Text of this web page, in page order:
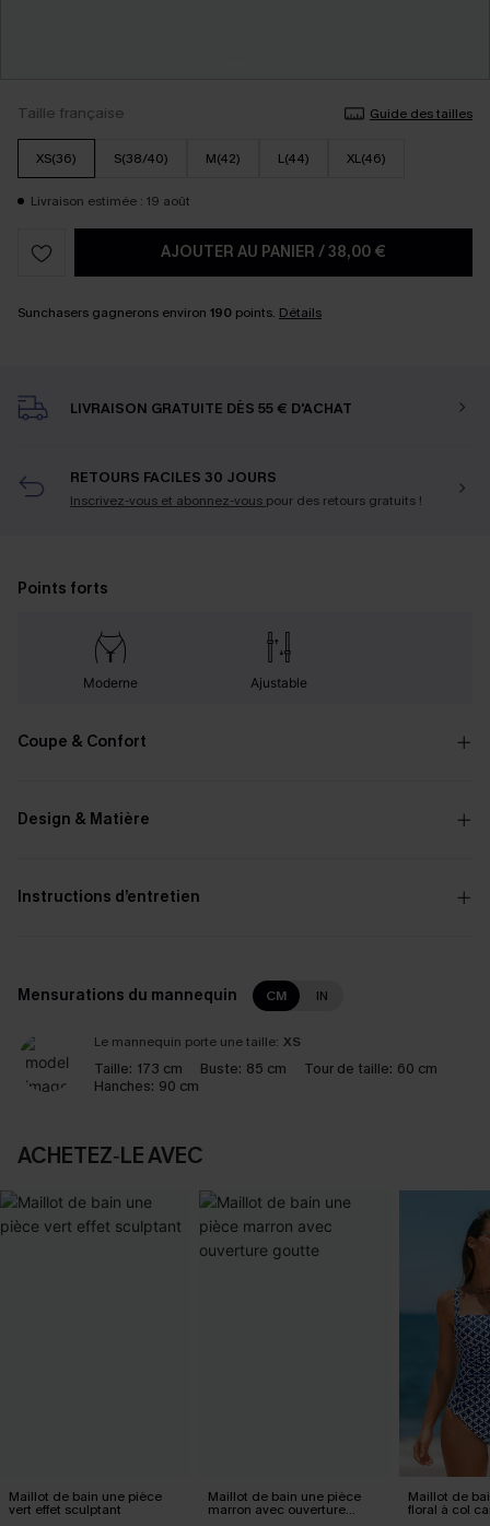
Taille française Guide des tailles
XS(36) S(38/40) M(42) L(44) XL(46)
Livraison estimée : 19 août
AJOUTER AU PANIER /38,00 €
Sunchasers gagnerons environ 190 points. Détails
LIVRAISON GRATUITE DÈS 55 € D'ACHAT
RETOURS FACILES 30 JOURS
Inscrivez-vous et abonnez-vous pour des retours gratuits !
Points forts
Moderne Ajustable
Coupe & Confort
Design & Matière
Instructions d’entretien
Mensurations du mannequin CM IN
Le mannequin porte une taille: XS
Taille: 173 cm Buste: 85 cm Tour de taille: 60 cm
Hanches: 90 cm
ACHETEZ‑LE AVEC
Maillot de bain une pièce
vert effet sculptant
Maillot de bain une pièce
marron avec ouverture
Maillot de
floral à col